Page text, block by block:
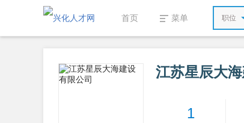
首页 菜单 职位
江苏星辰大
1